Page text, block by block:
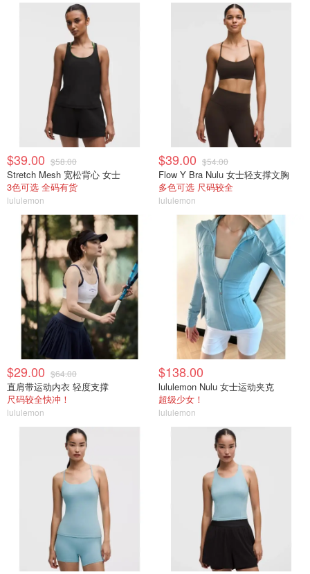
$39.00 $58.00
Stretch Mesh 宽松背心 女士
3色可选 全码有货
lululemon
$39.00 $54.00
Flow Y Bra Nulu 女士轻支撑文胸
多色可选 尺码较全
lululemon
$29.00 $64.00
直肩带运动内衣 轻度支撑
尺码较全快冲！
lululemon
$138.00
lululemon Nulu 女士运动夹克
超级少女！
lululemon